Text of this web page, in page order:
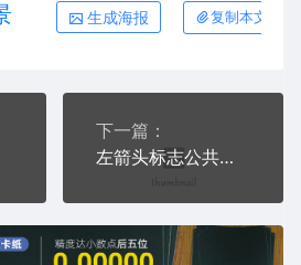
生成海报 复制本文链接
下一篇：
左箭头标志公共标志交通标志AI8.0格式激光打标文件通用矢量图